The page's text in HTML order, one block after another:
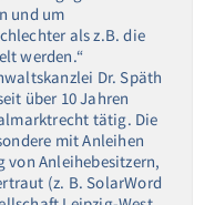
und um
als z.B. die
werden.“
Dr. Späth
über 10 Jahren
tätig. Die
mit Anleihen
von Anleihebesitzern,
(z. B. SolarWord